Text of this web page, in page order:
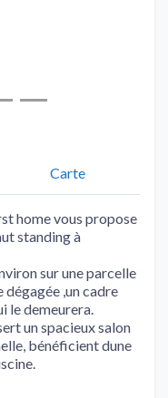
Carte
home vous propose
standing à
sur une parcelle
dégagée ,un cadre
le demeurera.
un spacieux salon
bénéficient dune